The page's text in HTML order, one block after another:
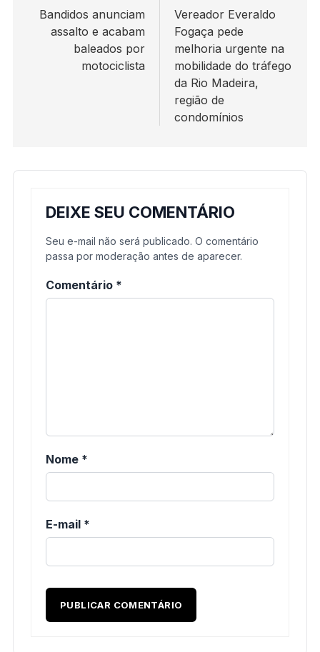
de
Post
Bandidos anunciam
assalto e acabam
baleados por
motociclista
Vereador Everaldo
Fogaça pede
melhoria urgente na
mobilidade do tráfego
da Rio Madeira,
região de
condomínios
DEIXE SEU COMENTÁRIO
Seu e-mail não será publicado. O comentário
passa por moderação antes de aparecer.
Comentário *
Nome *
E-mail *